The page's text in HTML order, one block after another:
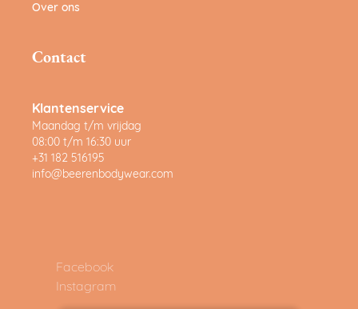
Over ons
Contact
Klantenservice
Maandag t/m vrijdag
08:00 t/m 16:30 uur
+31 182 516195
info@beerenbodywear.com
Facebook
Instagram